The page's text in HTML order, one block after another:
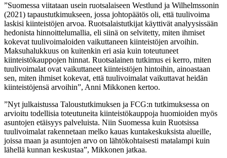
”Suomessa viitataan usein ruotsalaiseen Westlund ja Wilhelmssonin
(2021) tapaustutkimukseen, jossa johtopäätös oli, että tuulivoima
laskisi kiinteistöjen arvoa. Ruotsalaistutkijat käyttivät analyysissään
hedonista hinnoittelumallia, eli siinä on selvitetty, miten ihmiset
kokevat tuulivoimaloiden vaikuttaneen kiinteistöjen arvoihin.
Maksuhalukkuus on kuitenkin eri asia kuin toteutuneet
kiinteistökauppojen hinnat. Ruotsalainen tutkimus ei kerro, miten
tuulivoimalat ovat vaikuttaneet kiinteistöjen hintoihin, ainoastaan
sen, miten ihmiset kokevat, että tuulivoimalat vaikuttavat heidän
kiinteistöjensä arvoihin”, Anni Mikkonen kertoo.
”Nyt julkaistussa Taloustutkimuksen ja FCG:n tutkimuksessa on
arvioitu todellisia toteutuneita kiinteistökauppoja huomioiden myös
asuntojen etäisyys palveluista. Niin Suomessa kuin Ruotsissa
tuulivoimalat rakennetaan melko kauas kuntakeskuksista alueille,
joissa maan ja asuntojen arvo on lähtökohtaisesti matalampi kuin
lähellä kunnan keskustaa”, Mikkonen jatkaa.